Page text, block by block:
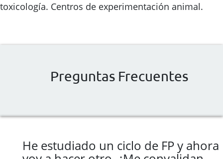
toxicología. Centros de experimentación animal.
Preguntas Frecuentes
He estudiado un ciclo de FP y ahora